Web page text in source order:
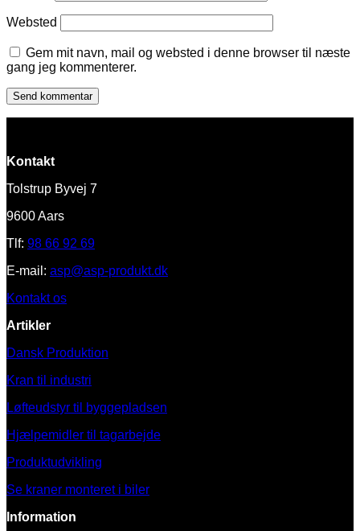
Websted
Gem mit navn, mail og websted i denne browser til næste
gang jeg kommenterer.
Kontakt
Tolstrup Byvej 7
9600 Aars
Tlf: 98 66 92 69
E-mail: asp@asp-produkt.dk
Kontakt os
Artikler
Dansk Produktion
Kran til industri
Løfteudstyr til byggepladsen
Hjælpemidler til tagarbejde
Produktudvikling
Se kraner monteret i biler
Information